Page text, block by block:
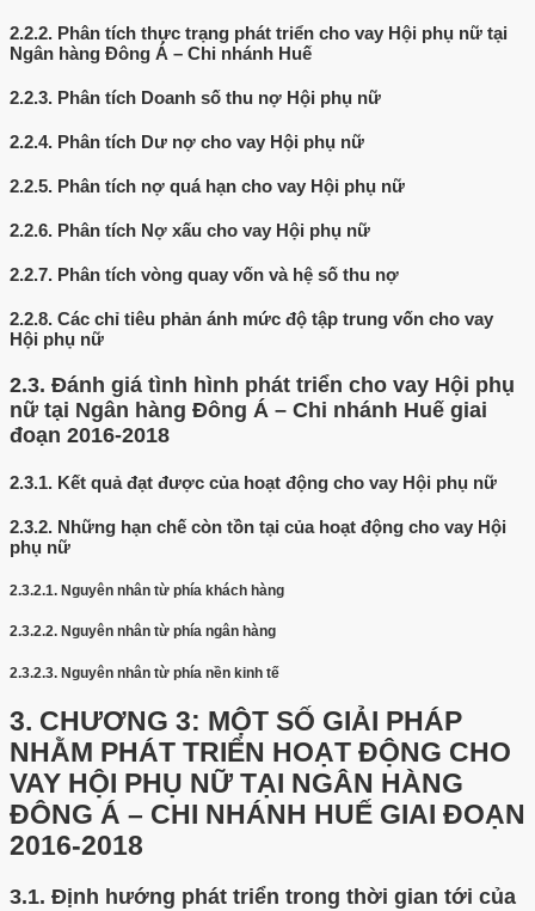
2.2.2. Phân tích thực trạng phát triển cho vay Hội phụ nữ tại
Ngân hàng Đông Á – Chi nhánh Huế
2.2.3. Phân tích Doanh số thu nợ Hội phụ nữ
2.2.4. Phân tích Dư nợ cho vay Hội phụ nữ
2.2.5. Phân tích nợ quá hạn cho vay Hội phụ nữ
2.2.6. Phân tích Nợ xấu cho vay Hội phụ nữ
2.2.7. Phân tích vòng quay vốn và hệ số thu nợ
2.2.8. Các chỉ tiêu phản ánh mức độ tập trung vốn cho vay
Hội phụ nữ
2.3. Đánh giá tình hình phát triển cho vay Hội phụ
nữ tại Ngân hàng Đông Á – Chi nhánh Huế giai
đoạn 2016-2018
2.3.1. Kết quả đạt được của hoạt động cho vay Hội phụ nữ
2.3.2. Những hạn chế còn tồn tại của hoạt động cho vay Hội
phụ nữ
2.3.2.1. Nguyên nhân từ phía khách hàng
2.3.2.2. Nguyên nhân từ phía ngân hàng
2.3.2.3. Nguyên nhân từ phía nền kinh tế
3. CHƯƠNG 3: MỘT SỐ GIẢI PHÁP
NHẰM PHÁT TRIỂN HOẠT ĐỘNG CHO
VAY HỘI PHỤ NỮ TẠI NGÂN HÀNG
ĐÔNG Á – CHI NHÁNH HUẾ GIAI ĐOẠN
2016-2018
3.1. Định hướng phát triển trong thời gian tới của